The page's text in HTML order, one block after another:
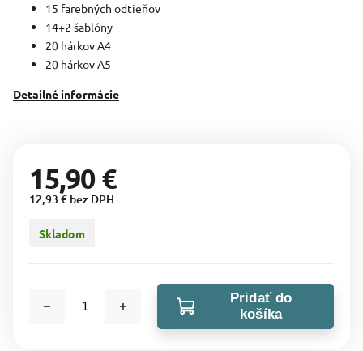
15 farebných odtieňov
14+2 šablóny
20 hárkov A4
20 hárkov A5
Detailné informácie
15,90 €
12,93 € bez DPH
Skladom
Pridať do
košíka